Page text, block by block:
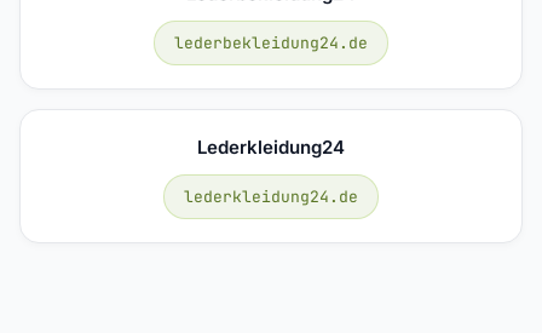
lederbekleidung24.de
Lederkleidung24
lederkleidung24.de